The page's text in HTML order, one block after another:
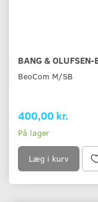
BANG &
BeoCom M/SB
400,00 kr.
På lager
Læg i kurv